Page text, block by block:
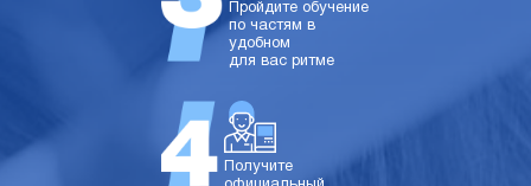
Пройдите обучение
по частям в
удобном
для вас ритме
Получите